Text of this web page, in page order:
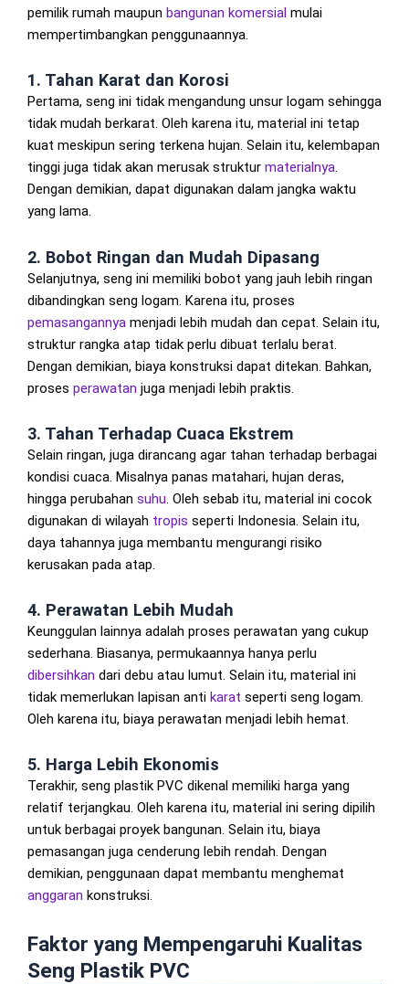
pemilik rumah maupun bangunan komersial mulai
mempertimbangkan penggunaannya.
1. Tahan Karat dan Korosi
Pertama, seng ini tidak mengandung unsur logam sehingga
tidak mudah berkarat. Oleh karena itu, material ini tetap
kuat meskipun sering terkena hujan. Selain itu, kelembapan
tinggi juga tidak akan merusak struktur materialnya.
Dengan demikian, dapat digunakan dalam jangka waktu
yang lama.
2. Bobot Ringan dan Mudah Dipasang
Selanjutnya, seng ini memiliki bobot yang jauh lebih ringan
dibandingkan seng logam. Karena itu, proses
pemasangannya menjadi lebih mudah dan cepat. Selain itu,
struktur rangka atap tidak perlu dibuat terlalu berat.
Dengan demikian, biaya konstruksi dapat ditekan. Bahkan,
proses perawatan juga menjadi lebih praktis.
3. Tahan Terhadap Cuaca Ekstrem
Selain ringan, juga dirancang agar tahan terhadap berbagai
kondisi cuaca. Misalnya panas matahari, hujan deras,
hingga perubahan suhu. Oleh sebab itu, material ini cocok
digunakan di wilayah tropis seperti Indonesia. Selain itu,
daya tahannya juga membantu mengurangi risiko
kerusakan pada atap.
4. Perawatan Lebih Mudah
Keunggulan lainnya adalah proses perawatan yang cukup
sederhana. Biasanya, permukaannya hanya perlu
dibersihkan dari debu atau lumut. Selain itu, material ini
tidak memerlukan lapisan anti karat seperti seng logam.
Oleh karena itu, biaya perawatan menjadi lebih hemat.
5. Harga Lebih Ekonomis
Terakhir, seng plastik PVC dikenal memiliki harga yang
relatif terjangkau. Oleh karena itu, material ini sering dipilih
untuk berbagai proyek bangunan. Selain itu, biaya
pemasangan juga cenderung lebih rendah. Dengan
demikian, penggunaan dapat membantu menghemat
anggaran konstruksi.
Faktor yang Mempengaruhi Kualitas
Seng Plastik PVC